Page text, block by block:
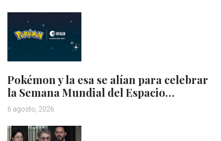
Pokémon y la esa se alían para celebrar
la Semana Mundial del Espacio…
6 agosto, 2026